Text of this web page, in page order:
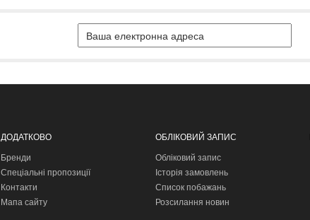
ДОДАТКОВО
Бренди
Спеціальні пропозиції
Контакти
Мапа сайту
ОБЛІКОВИЙ ЗАПИС
Обліковий запис
Історія замовлень
Список побажань
Розсилання новин